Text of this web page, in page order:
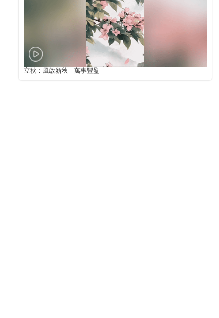
立秋：風啟新秋 萬事豐盈